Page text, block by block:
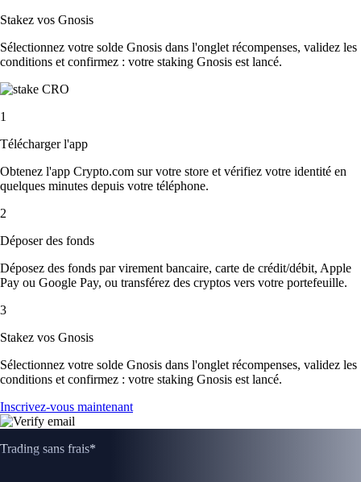
Stakez vos Gnosis
Sélectionnez votre solde Gnosis dans l'onglet récompenses, validez les
conditions et confirmez : votre staking Gnosis est lancé.
1
Télécharger l'app
Obtenez l'app Crypto.com sur votre store et vérifiez votre identité en
quelques minutes depuis votre téléphone.
2
Déposer des fonds
Déposez des fonds par virement bancaire, carte de crédit/débit, Apple
Pay ou Google Pay, ou transférez des cryptos vers votre portefeuille.
3
Stakez vos Gnosis
Sélectionnez votre solde Gnosis dans l'onglet récompenses, validez les
conditions et confirmez : votre staking Gnosis est lancé.
Inscrivez-vous maintenant
Trading sans frais*